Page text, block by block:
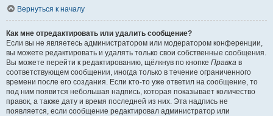
Вернуться к началу
Как мне отредактировать или удалить сообщение?
Если вы не являетесь администратором или модератором конференции,
вы можете редактировать и удалять только свои собственные сообщения.
Вы можете перейти к редактированию, щёлкнув по кнопке Правка в
соответствующем сообщении, иногда только в течение ограниченного
времени после его создания. Если кто-то уже ответил на сообщение, то
под ним появится небольшая надпись, которая показывает количество
правок, а также дату и время последней из них. Эта надпись не
появляется, если сообщение редактировал администратор или